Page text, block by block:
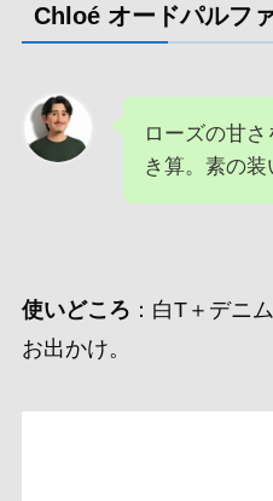
Chloé オードパルフ
ローズの甘さ
き算。素の装
使いどころ ：白T＋デニ
お出かけ。